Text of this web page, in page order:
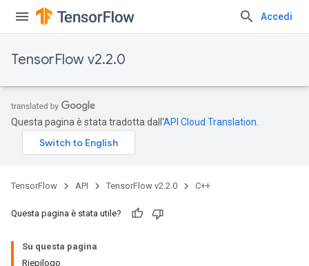
Accedi
TensorFlow v2.2.0
Questa pagina è stata tradotta dall'API Cloud Translation
TensorFlow API TensorFlow v2.2.0 C++
Questa pagina è stata utile?
Su questa pagina
Riepilogo